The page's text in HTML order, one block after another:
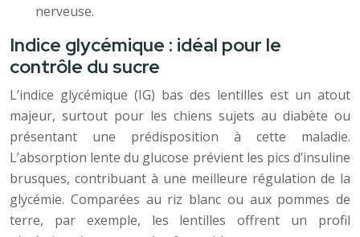
nerveuse.
Indice glycémique : idéal pour le
contrôle du sucre
L’indice glycémique (IG) bas des lentilles est un atout
majeur, surtout pour les chiens sujets au diabète ou
présentant une prédisposition à cette maladie.
L’absorption lente du glucose prévient les pics d’insuline
brusques, contribuant à une meilleure régulation de la
glycémie. Comparées au riz blanc ou aux pommes de
terre, par exemple, les lentilles offrent un profil